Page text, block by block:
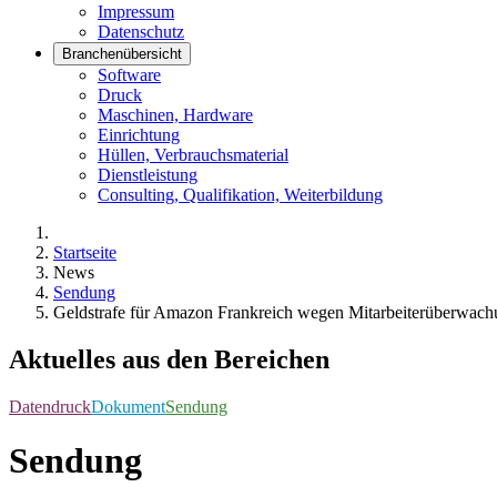
Impressum
Datenschutz
Branchenübersicht
Software
Druck
Maschinen, Hardware
Einrichtung
Hüllen, Verbrauchsmaterial
Dienstleistung
Consulting, Qualifikation, Weiterbildung
Startseite
News
Sendung
Geldstrafe für Amazon Frankreich wegen
Aktuelles aus den Bereichen
DatendruckDokumentSendung
Sendung